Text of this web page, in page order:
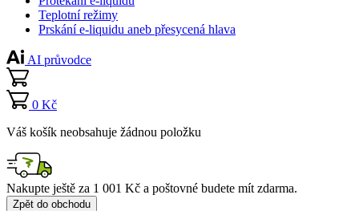
Teplotní režimy
Prskání e-liquidu aneb přesycená hlava
AI průvodce
0 Kč
Váš košík neobsahuje žádnou položku
Nakupte ještě za 1 001 Kč a poštovné budete mít zdarma.
Zpět do obchodu